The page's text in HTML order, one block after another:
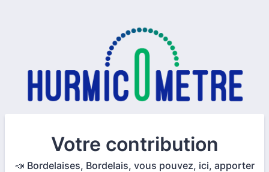
Votre contribution
📣 Bordelaises, Bordelais, vous pouvez, ici, apporter